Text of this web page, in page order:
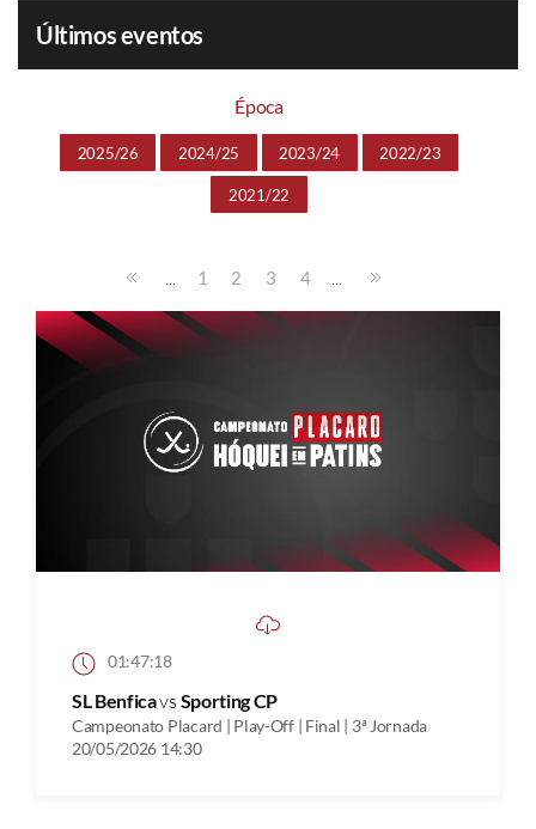
Últimos eventos
Época
2025/26 2024/25 2023/24 2022/23
2021/22
... 1 2 3 4 ...
01:47:18
SL Benficavs Sporting CP
Campeonato Placard | Play-Off | Final | 3ª Jornada
20/05/2026 14:30